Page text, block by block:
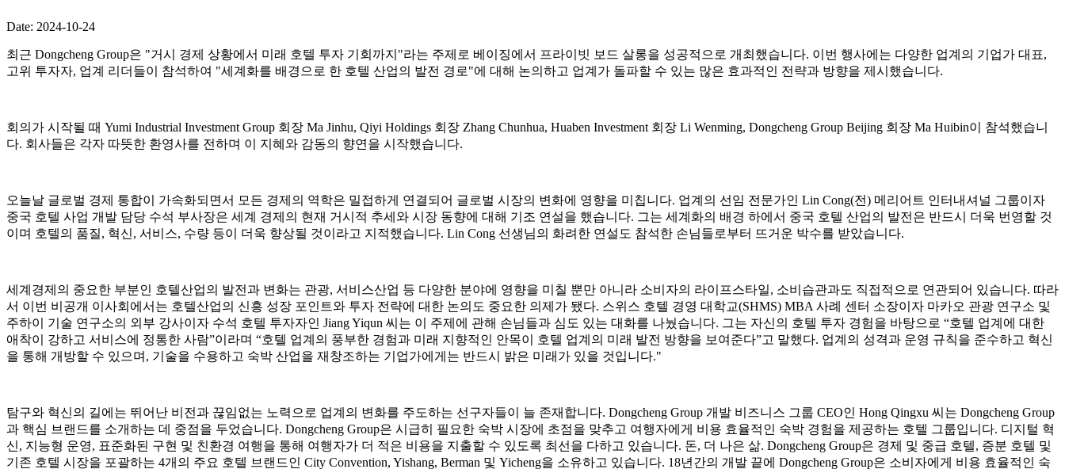
Date: 2024-10-24
최근 Dongcheng Group은 "거시 경제 상황에서 미래 호텔 투자 기회까지"라는 주제로 베이징에서 프라이빗 보드 살롱을 성공적으로 개최했습니다. 이번 행사에는 다양한 업계의 기업가 대표,
고위 투자자, 업계 리더들이 참석하여 "세계화를 배경으로 한 호텔 산업의 발전 경로"에 대해 논의하고 업계가 돌파할 수 있는 많은 효과적인 전략과 방향을 제시했습니다.
회의가 시작될 때 Yumi Industrial Investment Group 회장 Ma Jinhu, Qiyi Holdings 회장 Zhang Chunhua, Huaben Investment 회장 Li Wenming, Dongcheng Group Beijing 회장 Ma Huibin이 참석했습니
다. 회사들은 각자 따뜻한 환영사를 전하며 이 지혜와 감동의 향연을 시작했습니다.
오늘날 글로벌 경제 통합이 가속화되면서 모든 경제의 역학은 밀접하게 연결되어 글로벌 시장의 변화에 영향을 미칩니다. 업계의 선임 전문가인 Lin Cong(전) 메리어트 인터내셔널 그룹이자
중국 호텔 사업 개발 담당 수석 부사장은 세계 경제의 현재 거시적 추세와 시장 동향에 대해 기조 연설을 했습니다. 그는 세계화의 배경 하에서 중국 호텔 산업의 발전은 반드시 더욱 번영할 것
이며 호텔의 품질, 혁신, 서비스, 수량 등이 더욱 향상될 것이라고 지적했습니다. Lin Cong 선생님의 화려한 연설도 참석한 손님들로부터 뜨거운 박수를 받았습니다.
세계경제의 중요한 부분인 호텔산업의 발전과 변화는 관광, 서비스산업 등 다양한 분야에 영향을 미칠 뿐만 아니라 소비자의 라이프스타일, 소비습관과도 직접적으로 연관되어 있습니다. 따라
서 이번 비공개 이사회에서는 호텔산업의 신흥 성장 포인트와 투자 전략에 대한 논의도 중요한 의제가 됐다. 스위스 호텔 경영 대학교(SHMS) MBA 사례 센터 소장이자 마카오 관광 연구소 및
주하이 기술 연구소의 외부 강사이자 수석 호텔 투자자인 Jiang Yiqun 씨는 이 주제에 관해 손님들과 심도 있는 대화를 나눴습니다. 그는 자신의 호텔 투자 경험을 바탕으로 “호텔 업계에 대한
애착이 강하고 서비스에 정통한 사람”이라며 “호텔 업계의 풍부한 경험과 미래 지향적인 안목이 호텔 업계의 미래 발전 방향을 보여준다”고 말했다. 업계의 성격과 운영 규칙을 준수하고 혁신
을 통해 개방할 수 있으며, 기술을 수용하고 숙박 산업을 재창조하는 기업가에게는 반드시 밝은 미래가 있을 것입니다."
탐구와 혁신의 길에는 뛰어난 비전과 끊임없는 노력으로 업계의 변화를 주도하는 선구자들이 늘 존재합니다. Dongcheng Group 개발 비즈니스 그룹 CEO인 Hong Qingxu 씨는 Dongcheng Group
과 핵심 브랜드를 소개하는 데 중점을 두었습니다. Dongcheng Group은 시급히 필요한 숙박 시장에 초점을 맞추고 여행자에게 비용 효율적인 숙박 경험을 제공하는 호텔 그룹입니다. 디지털 혁
신, 지능형 운영, 표준화된 구현 및 친환경 여행을 통해 여행자가 더 적은 비용을 지출할 수 있도록 최선을 다하고 있습니다. 돈, 더 나은 삶. Dongcheng Group은 경제 및 중급 호텔, 증분 호텔 및
기존 호텔 시장을 포괄하는 4개의 주요 호텔 브랜드인 City Convention, Yishang, Berman 및 Yicheng을 소유하고 있습니다. 18년간의 개발 끝에 Dongcheng Group은 소비자에게 비용 효율적인 숙